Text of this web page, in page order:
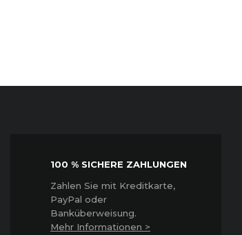
100 % SICHERE ZAHLUNGEN
Zahlen Sie mit Kreditkarte,
PayPal oder
Banküberweisung.
Mehr Informationen >